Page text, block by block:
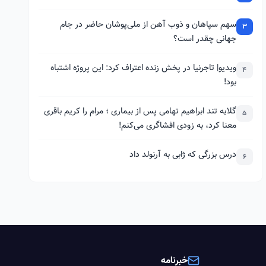
3 سهم سپاهان و ذوب آهن از ملی‌پوشان حاضر در جام
جهانی چقدر است؟
4 ویدیو| تاجرنیا در پخش زنده اعتراف کرد: این پروژه اشتباه
بود!
5 گلایه تند ابراهیم تهامی پس از بیماری ؛ مرام را کریم باقری
معنا کرد، به زودی افشاگری می‌کنم!
6 درس بزرگی که ژابی به آرنولد داد
خبرنامه